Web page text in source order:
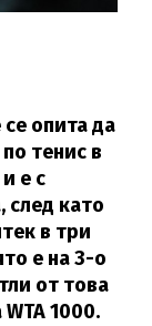
опита да
тенис в
е с
след като
в три
е на 3-о
от това
1000.